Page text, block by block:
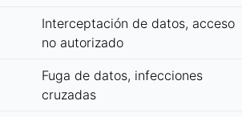
Interceptación de datos, acceso
no autorizado
Fuga de datos, infecciones
cruzadas